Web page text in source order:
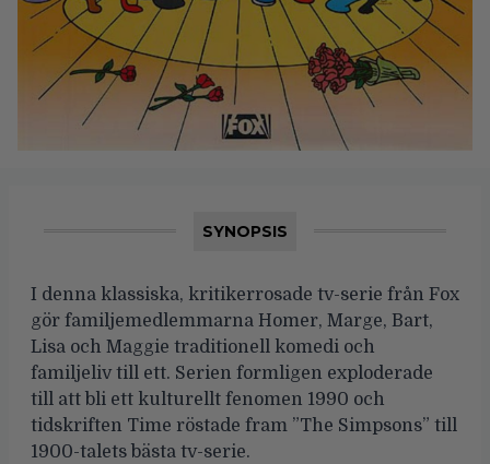
SYNOPSIS
I denna klassiska, kritikerrosade tv-serie från Fox
gör familjemedlemmarna Homer, Marge, Bart,
Lisa och Maggie traditionell komedi och
familjeliv till ett. Serien formligen exploderade
till att bli ett kulturellt fenomen 1990 och
tidskriften Time röstade fram ”The Simpsons” till
1900-talets bästa tv-serie.